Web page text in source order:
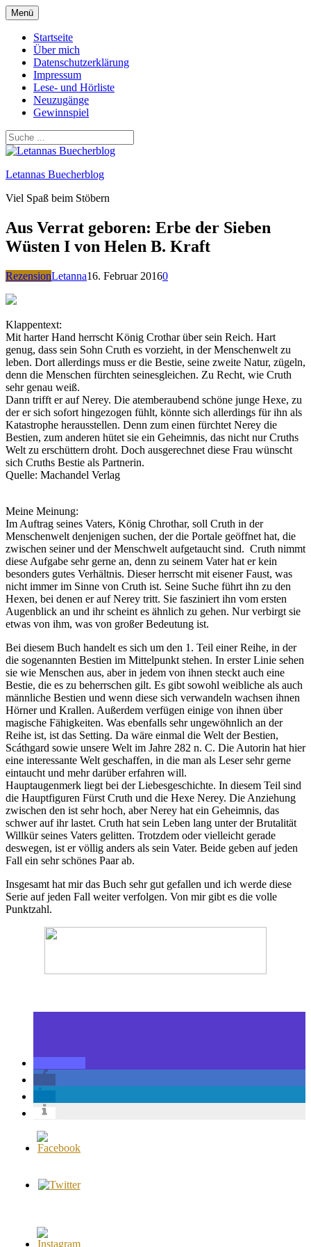
Zum
Inhalt
springen
Menü
Startseite
Über mich
Datenschutzerklärung
Impressum
Lese- und Hörliste
Neuzugänge
Gewinnspiel
Letannas Buecherblog
Viel Spaß beim Stöbern
Aus Verrat geboren: Erbe der Sieben
Wüsten I von Helen B. Kraft
RezensionLetanna16. Februar 20160
Klappentext:
Mit harter Hand herrscht König Crothar über sein Reich. Hart
genug, dass sein Sohn Cruth es vorzieht, in der Menschenwelt zu
leben. Dort allerdings muss er die Bestie, seine zweite Natur, zügeln,
denn die Menschen fürchten seinesgleichen. Zu Recht, wie Cruth
sehr genau weiß.
Dann trifft er auf Nerey. Die atemberaubend schöne junge Hexe, zu
der er sich sofort hingezogen fühlt, könnte sich allerdings für ihn als
Katastrophe herausstellen. Denn zum einen fürchtet Nerey die
Bestien, zum anderen hütet sie ein Geheimnis, das nicht nur Cruths
Welt zu erschüttern droht. Doch ausgerechnet diese Frau wünscht
sich Cruths Bestie als Partnerin.
Quelle: Machandel Verlag
Meine Meinung:
Im Auftrag seines Vaters, König Chrothar, soll Cruth in der
Menschenwelt denjenigen suchen, der die Portale geöffnet hat, die
zwischen seiner und der Menschwelt aufgetaucht sind. Cruth nimmt
diese Aufgabe sehr gerne an, denn zu seinem Vater hat er kein
besonders gutes Verhältnis. Dieser herrscht mit eisener Faust, was
nicht immer im Sinne von Cruth ist. Seine Suche führt ihn zu den
Hexen, bei denen er auf Nerey tritt. Sie fasziniert ihn vom ersten
Augenblick an und ihr scheint es ähnlich zu gehen. Nur verbirgt sie
etwas von ihm, was von großer Bedeutung ist.
Bei diesem Buch handelt es sich um den 1. Teil einer Reihe, in der
die sogenannten Bestien im Mittelpunkt stehen. In erster Linie sehen
sie wie Menschen aus, aber in jedem von ihnen steckt auch eine
Bestie, die es zu beherrschen gilt. Es gibt sowohl weibliche als auch
männliche Bestien und wenn diese sich verwandeln wachsen ihnen
Hörner und Krallen. Außerdem verfügen einige von ihnen über
magische Fähigkeiten. Was ebenfalls sehr ungewöhnlich an der
Reihe ist, ist das Setting. Da wäre einmal die Welt der Bestien,
Scáthgard sowie unsere Welt im Jahre 282 n. C. Die Autorin hat hier
eine interessante Welt geschaffen, in die man als Leser sehr gerne
eintaucht und mehr darüber erfahren will.
Hauptaugenmerk liegt bei der Liebesgeschichte. In diesem Teil sind
die Hauptfiguren Fürst Cruth und die Hexe Nerey. Die Anziehung
zwischen den ist sehr hoch, aber Nerey hat ein Geheimnis, das
schwer auf ihr lastet. Cruth hat sein Leben lang unter der Brutalität
Willkür seines Vaters gelitten. Trotzdem oder vielleicht gerade
deswegen, ist er völlig anders als sein Vater. Beide geben auf jeden
Fall ein sehr schönes Paar ab.
Insgesamt hat mir das Buch sehr gut gefallen und ich werde diese
Serie auf jeden Fall weiter verfolgen. Von mir gibt es die volle
Punktzahl.